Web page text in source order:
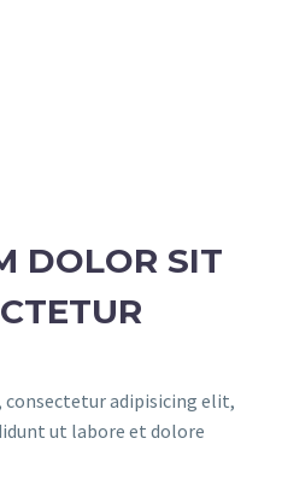
DOLOR SIT
adipisicing elit,
ut labore et dolore